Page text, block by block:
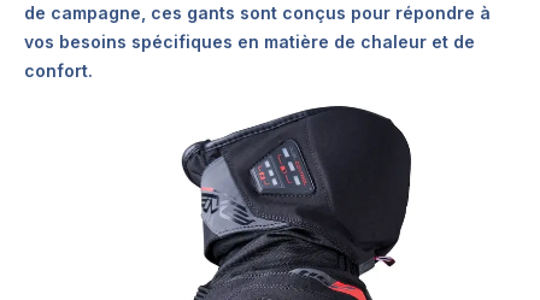
de campagne, ces gants sont conçus pour répondre à
vos besoins spécifiques en matière de chaleur et de
confort.